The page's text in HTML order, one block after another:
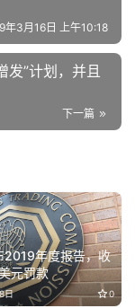
年3月16日 上午10:18
发”计划，并且
下一篇
2019年度报告，收
元罚款
日 0